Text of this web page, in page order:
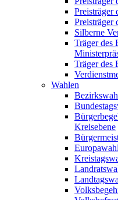
Preisträger
Preisträger
Silberne
Träger des
Träger des
Wahlen
Kreisebene
Europawahl